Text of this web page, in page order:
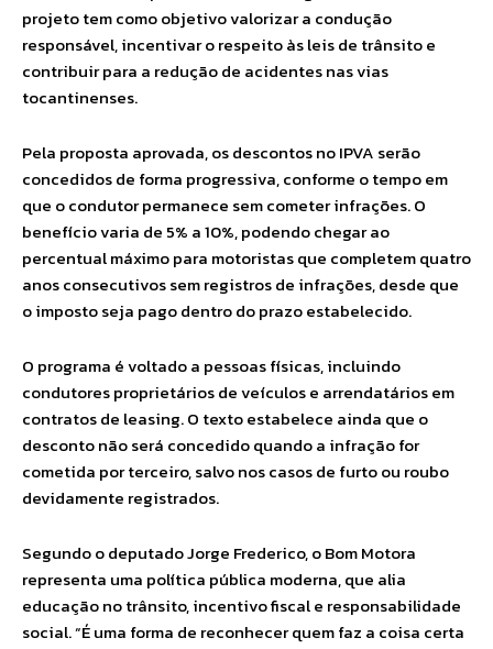
projeto tem como objetivo valorizar a condução
responsável, incentivar o respeito às leis de trânsito e
contribuir para a redução de acidentes nas vias
tocantinenses.
Pela proposta aprovada, os descontos no IPVA serão
concedidos de forma progressiva, conforme o tempo em
que o condutor permanece sem cometer infrações. O
benefício varia de 5% a 10%, podendo chegar ao
percentual máximo para motoristas que completem quatro
anos consecutivos sem registros de infrações, desde que
o imposto seja pago dentro do prazo estabelecido.
O programa é voltado a pessoas físicas, incluindo
condutores proprietários de veículos e arrendatários em
contratos de leasing. O texto estabelece ainda que o
desconto não será concedido quando a infração for
cometida por terceiro, salvo nos casos de furto ou roubo
devidamente registrados.
Segundo o deputado Jorge Frederico, o Bom Motora
representa uma política pública moderna, que alia
educação no trânsito, incentivo fiscal e responsabilidade
social. “É uma forma de reconhecer quem faz a coisa certa